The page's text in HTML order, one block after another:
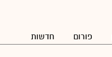
פורום חדשות